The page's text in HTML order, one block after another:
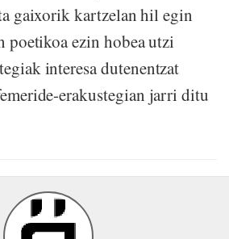
gaixorik kartzelan hil egin
poetikoa ezin hobea utzi
interesa dutenentzat
erakustegian jarri ditu